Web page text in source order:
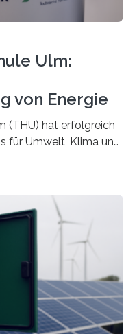
Ulm:
von Energie
(THU) hat erfolgreich
für Umwelt, Klima und
in
Projekts ist die
von
in
Das
2025, hat eine Laufzeit
von rund 2,9
Euro durch das